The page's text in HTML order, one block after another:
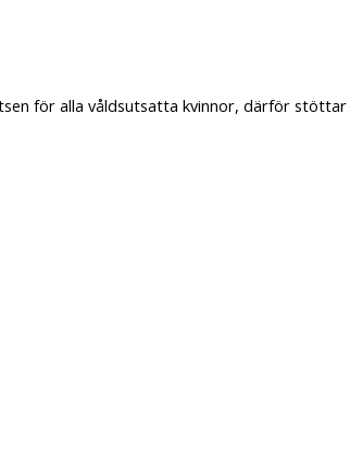
för alla våldsutsatta kvinnor, därför stöttar